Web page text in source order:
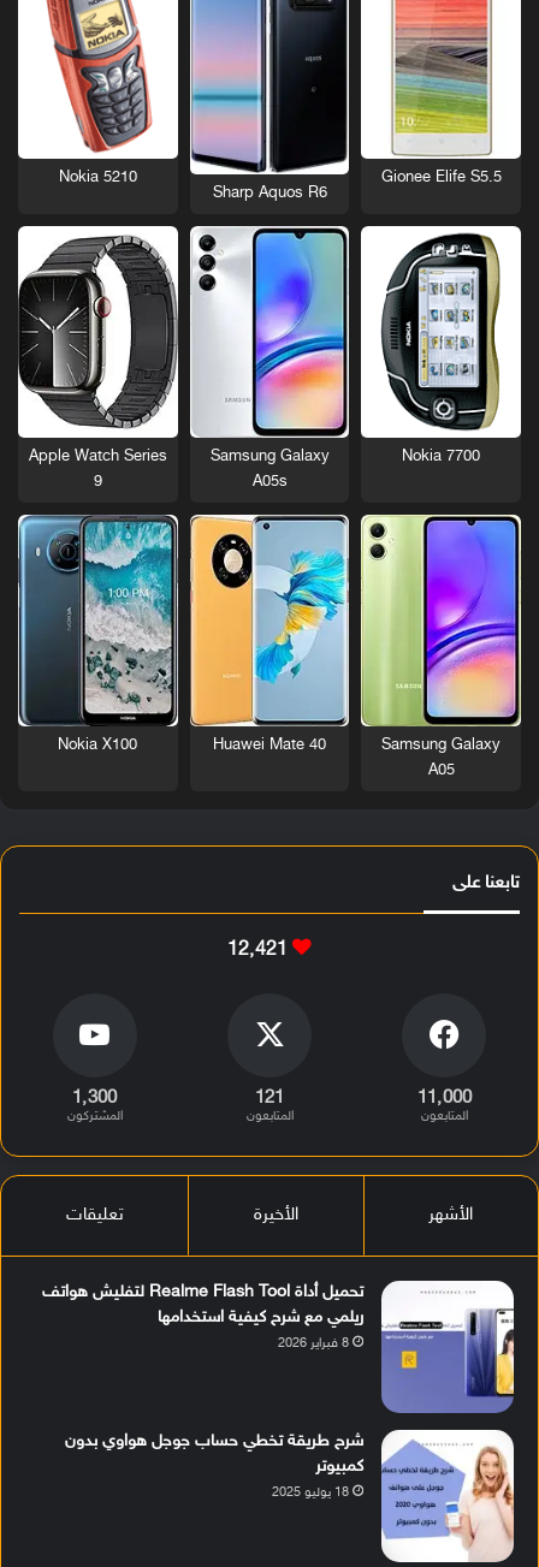
Gionee Elife S5.5
Sharp Aquos R6
Nokia 5210
Nokia 7700
Samsung Galaxy
A05s
Apple Watch Series
9
Samsung Galaxy
A05
Huawei Mate 40
Nokia X100
تابعنا على
12٬421
11٬000
المتابعون
121
المتابعون
1٬300
المشتركون
الأشهر الأخيرة تعليقات
تحميل أداة Realme Flash Tool لتفليش هواتف
ريلمي مع شرح كيفية استخدامها
8 فبراير 2026
شرح طريقة تخطي حساب جوجل هواوي بدون
كمبيوتر
18 يوليو 2025